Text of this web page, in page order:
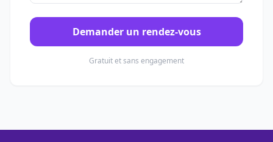
Demander un rendez-vous
Gratuit et sans engagement